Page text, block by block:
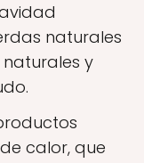
naturales
y
calor, que